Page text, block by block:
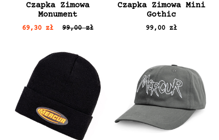
Czapka Zimowa
Monument
69,30 zł 99,00 zł
Czapka Zimowa Mini
Gothic
99,00 zł